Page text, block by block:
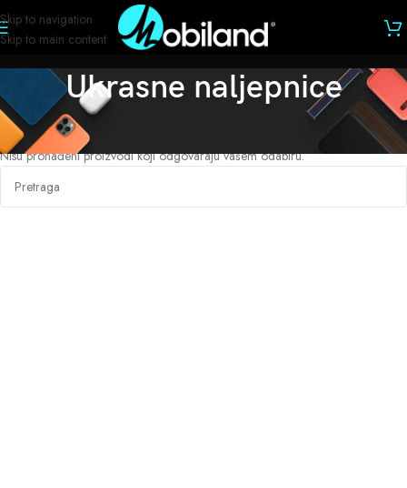
Skip to navigation
Skip to main content
Ukrasne naljepnice
Početna/ Dodaci i držači za telefone Ukrasne naljepnice
Nisu pronađeni proizvodi koji odgovaraju vašem odabiru.